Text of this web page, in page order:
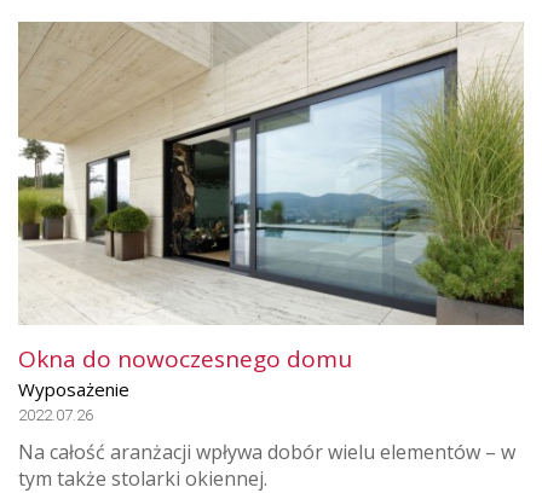
Okna do nowoczesnego domu
Wyposażenie
2022.07.26
Na całość aranżacji wpływa dobór wielu elementów – w
tym także stolarki okiennej.